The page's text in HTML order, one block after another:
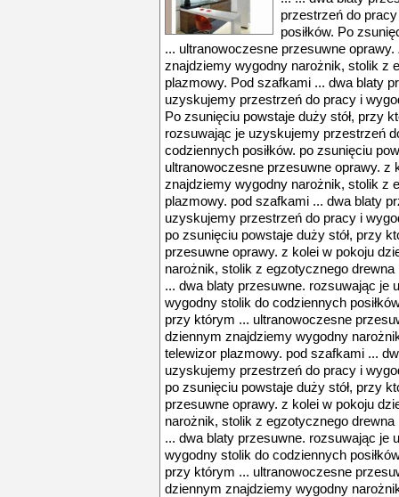
przestrzeń do
posiłków. Po
... ultranowoczesne przesuwne
znajdziemy wygodny narożnik, stolik z
plazmowy. Pod szafkami ... dwa blaty
uzyskujemy przestrzeń do pracy i
Po zsunięciu powstaje duży stół, przy
rozsuwając je uzyskujemy przestrzeń
codziennych posiłków. po zsunięciu
ultranowoczesne przesuwne oprawy. z
znajdziemy wygodny narożnik, stolik z
plazmowy. pod szafkami ... dwa blaty
uzyskujemy przestrzeń do pracy i
po zsunięciu powstaje duży stół, przy
przesuwne oprawy. z kolei w pokoju
narożnik, stolik z egzotycznego
... dwa blaty przesuwne. rozsuwając je
wygodny stolik do codziennych
przy którym ... ultranowoczesne
dziennym znajdziemy wygodny
telewizor plazmowy. pod szafkami ...
uzyskujemy przestrzeń do pracy i
po zsunięciu powstaje duży stół, przy
przesuwne oprawy. z kolei w pokoju
narożnik, stolik z egzotycznego
... dwa blaty przesuwne. rozsuwając je
wygodny stolik do codziennych
przy którym ... ultranowoczesne
dziennym znajdziemy wygodny